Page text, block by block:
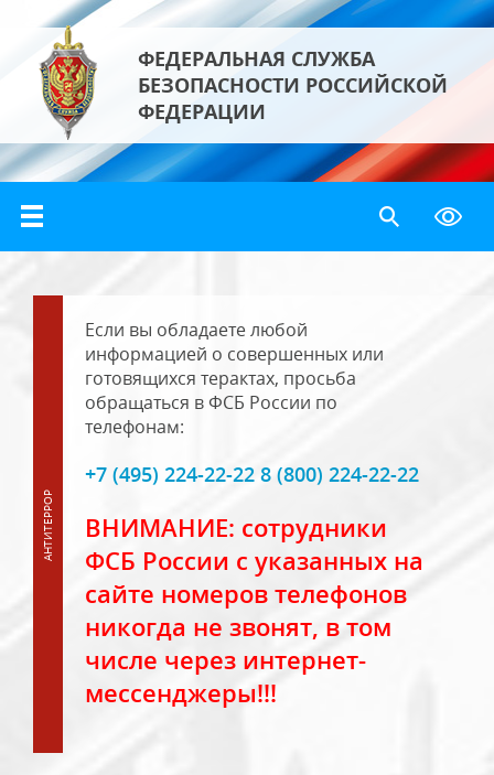
ФЕДЕРАЛЬНАЯ СЛУЖБА
БЕЗОПАСНОСТИ РОССИЙСКОЙ
ФЕДЕРАЦИИ
Если вы обладаете любой
информацией о совершенных или
готовящихся терактах, просьба
обращаться в ФСБ России по
телефонам:
+7 (495) 224-22-22 8 (800) 224-22-22
ВНИМАНИЕ: сотрудники
ФСБ России с указанных на
сайте номеров телефонов
никогда не звонят, в том
числе через интернет-
мессенджеры!!!